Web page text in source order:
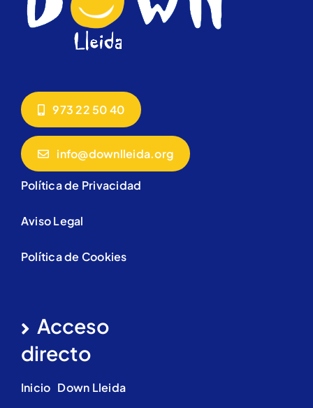
973 22 50 40
info@downlleida.org
Política de Privacidad
Aviso Legal
Política de Cookies
Acceso
directo
Inicio Down Lleida